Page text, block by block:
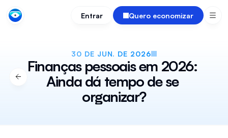
Entrar Quero economizar
30 DE JUN. DE 2026
Finanças pessoais em 2026:
Ainda dá tempo de se
organizar?